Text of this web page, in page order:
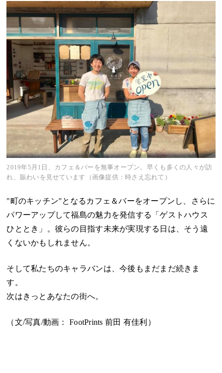
2019年5月1日、カフェ＆バーを無事オープン。早くも多くの人々が訪
れ、賑わいを見せています（画像提供：時さえ忘れて）
"町のキッチン"となるカフェ＆バーをオープンし、さらに
パワーアップして福島の魅力を発信する「ゲストハウス
ひととき」。彼らの目指す未来が実現する日は、そう遠
くないかもしれません。
そして私たちのキャラバンは、今後もまだまだ続きま
す。
次はきっとあなたの街へ。
（文/写真/動画： FootPrints 前田 有佳利 ）